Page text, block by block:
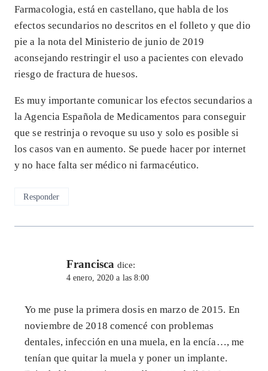
Farmacologia, está en castellano, que habla de los
efectos secundarios no descritos en el folleto y que dio
pie a la nota del Ministerio de junio de 2019
aconsejando restringir el uso a pacientes con elevado
riesgo de fractura de huesos.
Es muy importante comunicar los efectos secundarios a
la Agencia Española de Medicamentos para conseguir
que se restrinja o revoque su uso y solo es posible si
los casos van en aumento. Se puede hacer por internet
y no hace falta ser médico ni farmacéutico.
Responder
Francisca dice:
4 enero, 2020 a las 8:00
Yo me puse la primera dosis en marzo de 2015. En
noviembre de 2018 comencé con problemas
dentales, infección en una muela, en la encía…, me
tenían que quitar la muela y poner un implante.